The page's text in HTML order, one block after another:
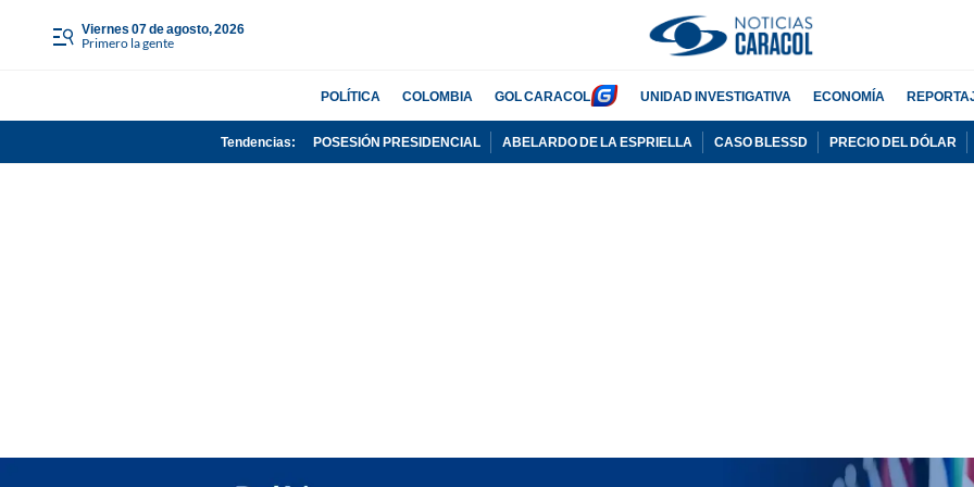
viernes 07 de agosto, 2026
Primero la gente
POLÍTICA COLOMBIA GOL CARACOL UNIDAD INVESTIGATIVA ECONOMÍA
Tendencias: POSESIÓN PRESIDENCIAL ABELARDO DE LA ESPRIELLA CASO BLESSD PRECIO DEL DÓLAR